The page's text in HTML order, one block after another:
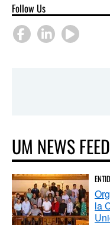
Follow Us
UM NEWS FEED
la